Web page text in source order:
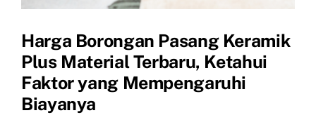
Harga Borongan Pasang Keramik
Plus Material Terbaru, Ketahui
Faktor yang Mempengaruhi
Biayanya